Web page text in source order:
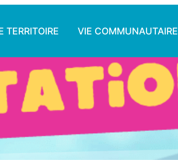
TERRITOIRE VIE COMMUNAUTAIRE